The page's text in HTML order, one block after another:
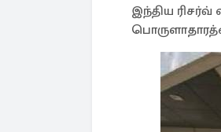
இந்திய